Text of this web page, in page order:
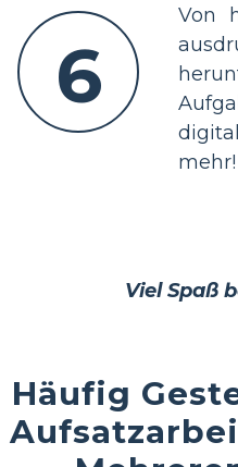
6
Von
mehr!
Viel Spaß
Häufig